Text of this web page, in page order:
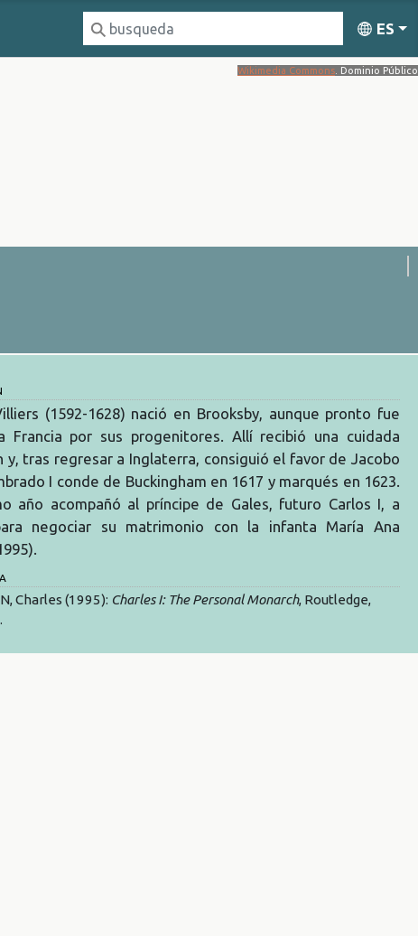
ES
Wikimedia Commons . Dominio Público
(1592-1628) nació en Brooksby, aunque pronto fue
Francia por sus progenitores. Allí recibió una cuidada
y, tras regresar a Inglaterra, consiguió el favor de Jacobo
I conde de Buckingham en 1617 y marqués en 1623.
año acompañó al príncipe de Gales, futuro Carlos I, a
negociar su matrimonio con la infanta María Ana
Charles (1995): Charles I: The Personal Monarch, Routledge,